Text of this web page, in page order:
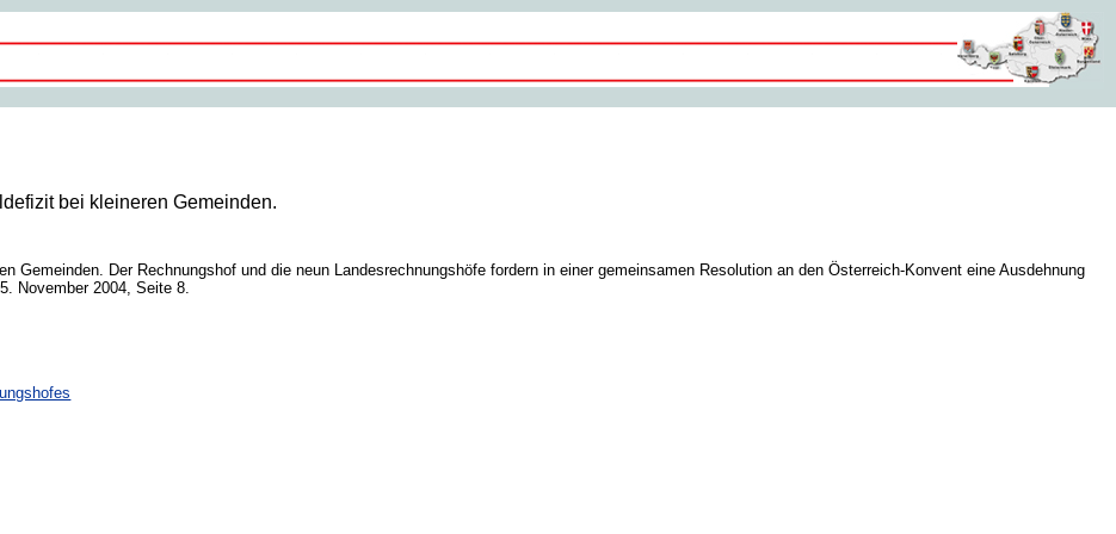
bei kleineren Gemeinden.
Gemeinden. Der Rechnungshof und die neun Landesrechnungshöfe fordern in einer gemeinsamen Resolution an den Österreich-Konvent eine Ausdehnung
November 2004, Seite 8.